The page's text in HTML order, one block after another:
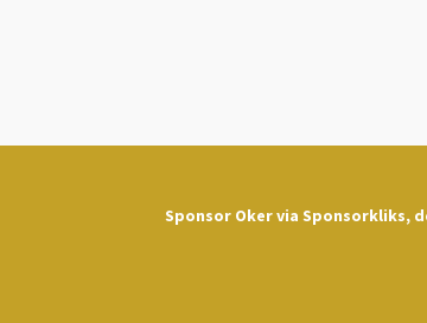
Sponsor Oker via Sponsorkliks,